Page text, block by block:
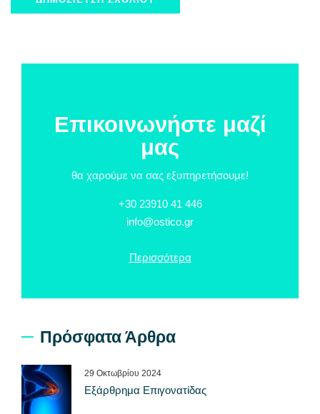
Επικοινωνήστε μαζί
μας
θα χαρούμε να σας εξυπηρετήσουμε!
+30 23910 41 446
info@ostico.gr
Περισσότερα
Πρόσφατα Άρθρα
29 Οκτωβρίου 2024
Εξάρθρημα Επιγονατίδας